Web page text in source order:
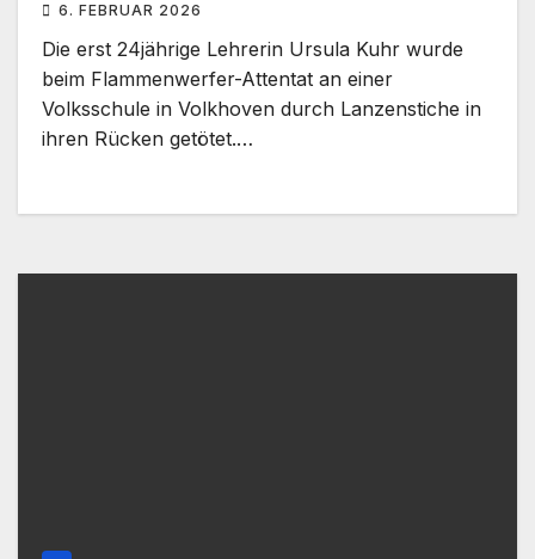
6. FEBRUAR 2026
Die erst 24jährige Lehrerin Ursula Kuhr wurde
beim Flammenwerfer-Attentat an einer
Volksschule in Volkhoven durch Lanzenstiche in
ihren Rücken getötet.…